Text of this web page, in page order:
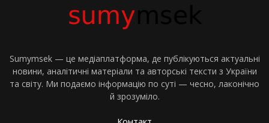
Sumymsek — це медіаплатформа, де публікуються актуальні
новини, аналітичні матеріали та авторські тексти з України
та світу. Ми подаємо інформацію по суті — чесно, лаконічно
й зрозуміло.